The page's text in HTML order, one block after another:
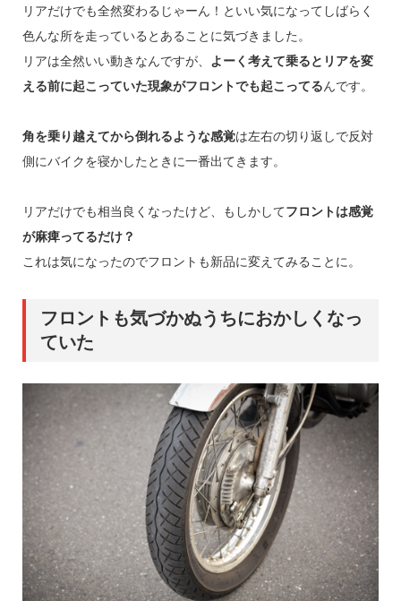
リアだけでも全然変わるじゃーん！といい気になってしばらく
色んな所を走っているとあることに気づきました。
リアは全然いい動きなんですが、
よーく考えて乗るとリアを変
える前に起こっていた現象がフロントでも起こってるんです。
角を乗り越えてから倒れるような感覚は左右の切り返しで反対
側にバイクを寝かしたときに一番出てきます。
リアだけでも相当良くなったけど、もしかしてフロントは感覚
が麻痺ってるだけ？
これは気になったのでフロントも新品に変えてみることに。
フロントも気づかぬうちにおかしくなっ
ていた